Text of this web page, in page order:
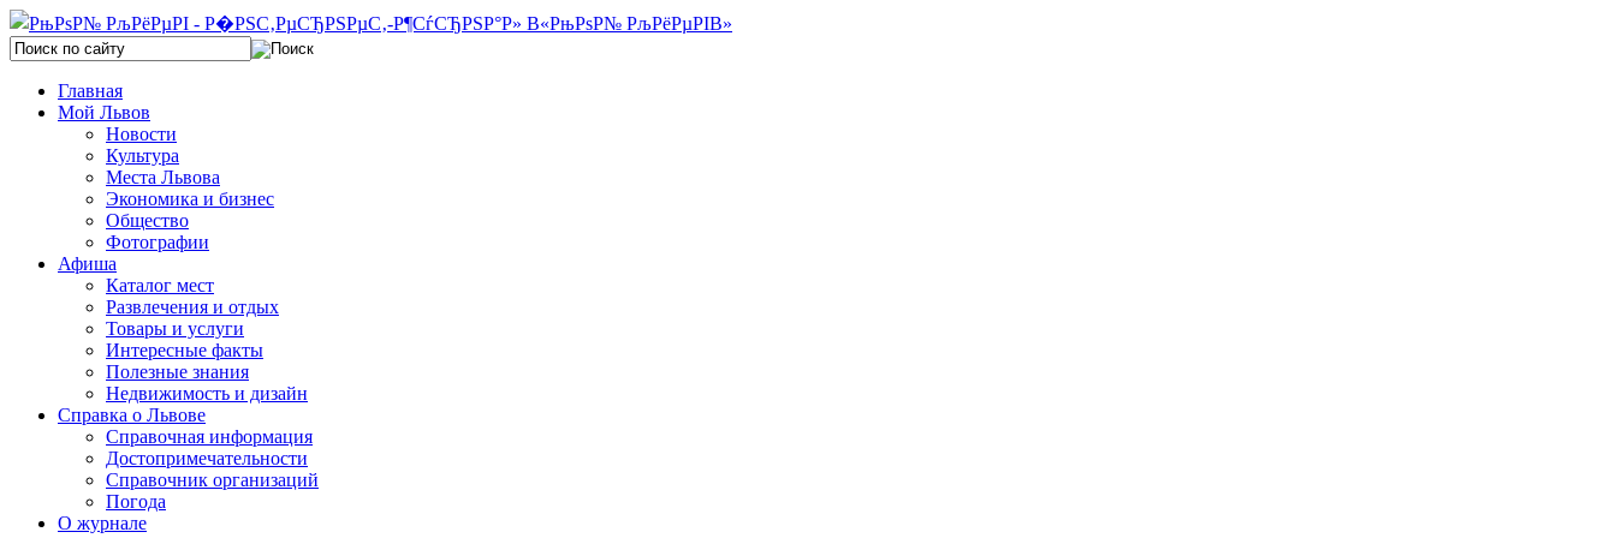
Главная
Мой Львов
Новости
Культура
Места Львова
Экономика и бизнес
Общество
Фотографии
Афиша
Каталог мест
Развлечения и отдых
Товары и услуги
Интересные факты
Полезные знания
Недвижимость и дизайн
Справка о Львове
Справочная информация
Достопримечательности
Справочник организаций
Погода
О журнале